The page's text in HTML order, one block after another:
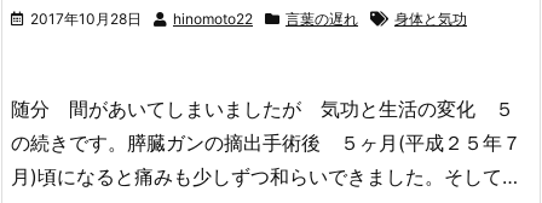
2017年10月28日 hinomoto22 言葉の遅れ 身体と気功
随分 間があいてしまいましたが 気功と生活の変化 ５
の続きです。膵臓ガンの摘出手術後 ５ヶ月(平成２５年７
月)頃になると痛みも少しずつ和らいできました。そして…